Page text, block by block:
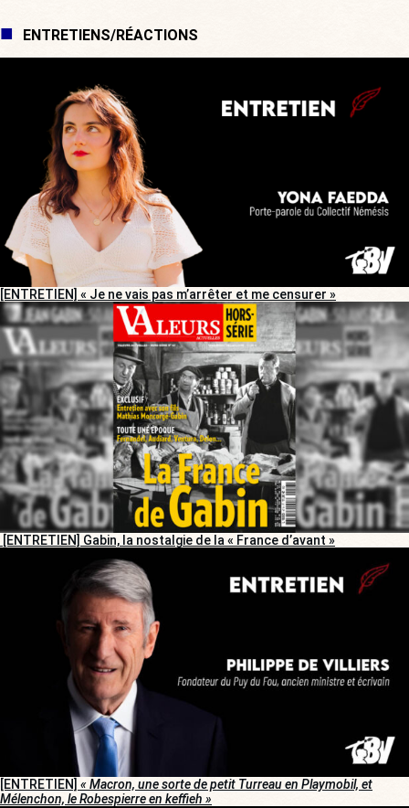
ENTRETIENS/RÉACTIONS
[ENTRETIEN] « Je ne vais pas m’arrêter et me censurer »
[ENTRETIEN] Gabin, la nostalgie de la « France d’avant »
[ENTRETIEN] « Macron, une sorte de petit Turreau en Playmobil, et
Mélenchon, le Robespierre en keffieh »